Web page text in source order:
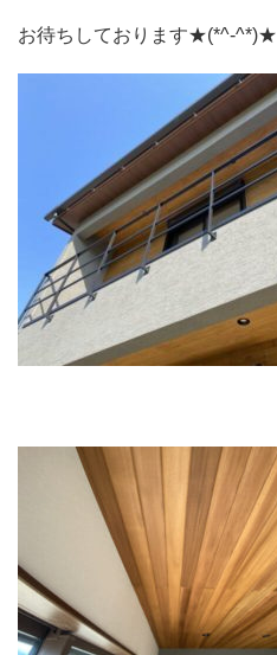
お待ちしております★(*^-^*)★